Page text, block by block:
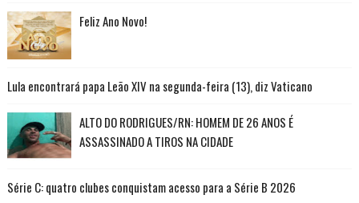
Feliz Ano Novo!
Lula encontrará papa Leão XIV na segunda-feira (13), diz Vaticano
ALTO DO RODRIGUES/RN: HOMEM DE 26 ANOS É
ASSASSINADO A TIROS NA CIDADE
Série C: quatro clubes conquistam acesso para a Série B 2026